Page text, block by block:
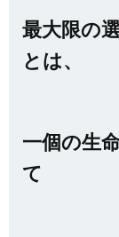
最大限の
とは、
一個の生
て